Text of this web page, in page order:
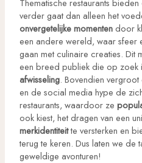
Thematische restaurants bieden
verder gaat dan alleen het
onvergetelijke momentendoor
een andere wereld, waar sfeer
gaan met culinaire creaties. Dit
een breed publiek die op zoek
afwisseling. Bovendien vergroot
en de social media hype de
restaurants, waardoor ze
ook kiest, het dragen van een
merkidentiteitte versterken en
terug te keren. Dus laten we de
geweldige avonturen!